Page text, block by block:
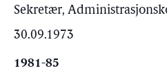
Sekretær,
30.09.1973
1981-85